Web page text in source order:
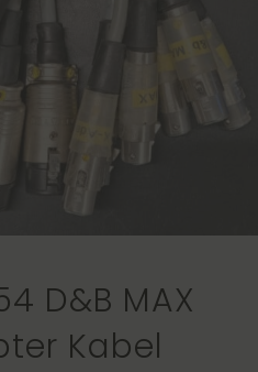
D&B MAX
Kabel